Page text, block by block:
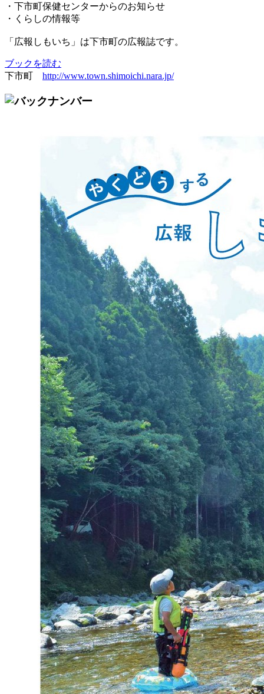
・下市町保健センターからのお知らせ
・くらしの情報等
「広報しもいち」は下市町の広報誌です。
ブックを読む
下市町 http://www.town.shimoichi.nara.jp/